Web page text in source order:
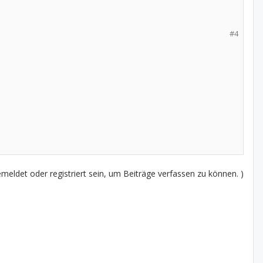
#4
oder registriert sein, um Beiträge verfassen zu können. )